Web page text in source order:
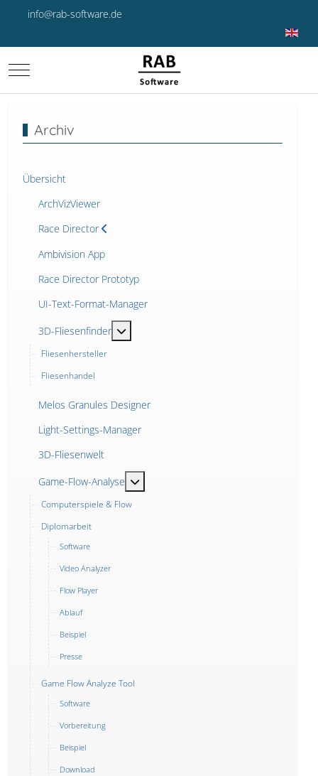
info@rab-software.de
Sprache
Mobile Menu Toggle
Archiv
Übersicht
ArchVizViewer
Race Director
Ambivision App
Race Director Prototyp
UI-Text-Format-Manager
3D-Fliesenfinder
MOD_MENU_TOGGLE_SUBMENU_LABEL
Fliesenhersteller
Fliesenhandel
Melos Granules Designer
Light-Settings-Manager
3D-Fliesenwelt
Game-Flow-Analyse
Computerspiele & Flow
Diplomarbeit
Software
Video Analyzer
Flow Player
Ablauf
Beispiel
Presse
Game Flow Analyze Tool
Software
Vorbereitung
Beispiel
Download